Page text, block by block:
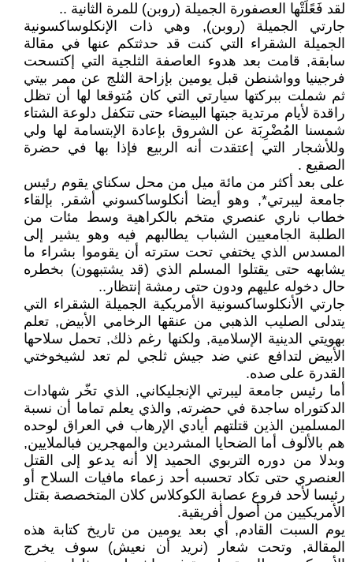
لقد فَعًلَتْها العصفورة الجميلة (روبن) للمرة الثانية ..
جارتي الجميلة (روبن), وهي ذات الإنكلوساكسونية
الجميلة الشقراء التي كنت قد حدثتكم عنها في مقالة
سابقة, قامت بعد هدوء العاصفة الثلجية التي إكتسحت
فرجينيا وواشنطن قبل يومين بإزاحة الثلج عن ممر بيتي
ثم شملت ببركتها سيارتي التي كان مُتوقعا لها أن تظل
راقدة لأيام مرتدية جبتها البيضاء حتى تتكفل دلوعة الشتاء
شمسنا المُضْرِبَة عن الشروق بإعادة الإبتسامة لها ولي
وللأشجار التي إعتقدت أنه الربيع فإذا بها في حضرة
الصقيع .
على بعد أكثر من مائة ميل من محل سكناي يقوم رئيس
جامعة ليبرتي*, وهو أيضا أنكلوساكسوني أشقر, بإلقاء
خطاب ناري عنصري متخم بالكراهية وسط مئات من
الطلبة الجامعيين الشباب يطالبهم فيه وهو يشير إلى
المسدس الذي يختفي تحت سترته أن يقوموا بشراء ما
يشابهه حتى يقتلوا المسلم الذي (قد يشتبهون) بخطره
حال دخوله عليهم ودون حتى رمشة إنتظار..
جارتي الأنكلوساكسونية الأمريكية الجميلة الشقراء التي
يتدلى الصليب الذهبي من عنقها الرخامي الأبيض, تعلم
بهويتي الدينية الإسلامية, ولكنها رغم ذلك, تحمل سلاحها
الأبيض لتدافع عني ضد جيش ثلجي لم تعد لشيخوختي
القدرة على صده.
أما رئيس جامعة ليبرتي الإنجليكاني, الذي تخّر شهادات
الدكتوراه ساجدة في حضرته, والذي يعلم تماما أن نسبة
المسلمين الذين قتلتهم أيادي الإرهاب في العراق لوحده
هم بالألوف أما الضحايا المشردين والمهجرين فبالملايين,
وبدلا من دوره التربوي الحميد إلا أنه يدعو إلى القتل
العنصري حتى تكاد تحسبه أحد زعماء مافيات السلاح أو
رئيسا لأحد فروع عصابة الكوكلاس كلان المتخصصة بقتل
الأمريكيين من أصول أفريقية.
يوم السبت القادم, أي بعد يومين من تاريخ كتابة هذه
المقالة, وتحت شعار (نريد أن نعيش) سوف يخرج